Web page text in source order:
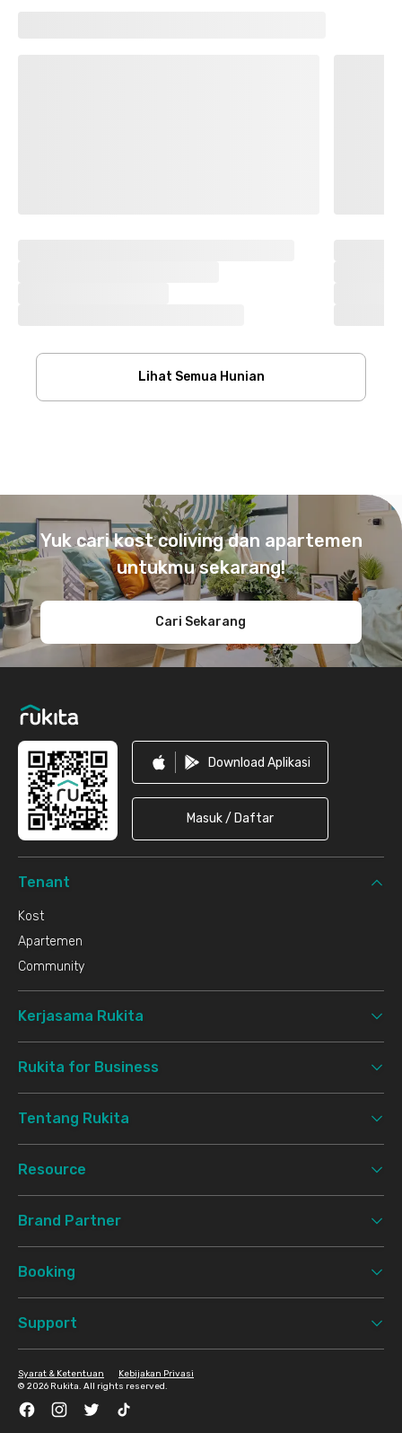
Lihat Semua Hunian
Yuk cari kost coliving dan apartemen
untukmu sekarang!
Cari Sekarang
Download Aplikasi
Masuk / Daftar
Tenant
Kost
Apartemen
Community
Kerjasama Rukita
Rukita for Business
Tentang Rukita
Resource
Brand Partner
Booking
Support
© 2026 Rukita. All rights reserved.
Syarat & Ketentuan Kebijakan Privasi
FacebookInstagramTwitter TikTok